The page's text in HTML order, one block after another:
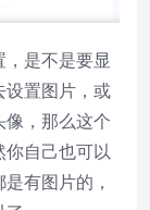
是不是要显
设置图片，或
，那么这个
自己也可以
有图片的，